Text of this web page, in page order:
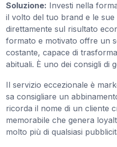
Soluzione: Investi nella
il volto del tuo brand e le
direttamente sul risultato
formato e motivato offre un
costante, capace di
abituali. È uno dei consigli di
Il servizio eccezionale è
sa consigliare un
ricorda il nome di un cliente
memorabile che genera
molto più di qualsiasi